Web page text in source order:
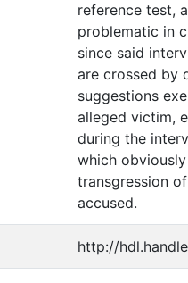
reference test,
problematic in
since said
are crossed by
suggestions
alleged victim,
during the
which obviously
transgression
accused.
http://